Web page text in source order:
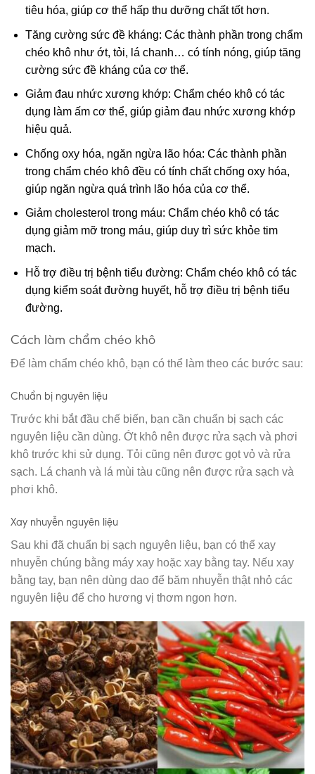
tiêu hóa, giúp cơ thể hấp thu dưỡng chất tốt hơn.
Tăng cường sức đề kháng: Các thành phần trong chẩm
chéo khô như ớt, tỏi, lá chanh… có tính nóng, giúp tăng
cường sức đề kháng của cơ thể.
Giảm đau nhức xương khớp: Chẩm chéo khô có tác
dụng làm ấm cơ thể, giúp giảm đau nhức xương khớp
hiệu quả.
Chống oxy hóa, ngăn ngừa lão hóa: Các thành phần
trong chẩm chéo khô đều có tính chất chống oxy hóa,
giúp ngăn ngừa quá trình lão hóa của cơ thể.
Giảm cholesterol trong máu: Chẩm chéo khô có tác
dụng giảm mỡ trong máu, giúp duy trì sức khỏe tim
mạch.
Hỗ trợ điều trị bệnh tiểu đường: Chẩm chéo khô có tác
dụng kiểm soát đường huyết, hỗ trợ điều trị bệnh tiểu
đường.
Cách làm chẩm chéo khô
Để làm chẩm chéo khô, bạn có thể làm theo các bước sau:
Chuẩn bị nguyên liệu
Trước khi bắt đầu chế biến, bạn cần chuẩn bị sạch các
nguyên liệu cần dùng. Ớt khô nên được rửa sạch và phơi
khô trước khi sử dụng. Tỏi cũng nên được gọt vỏ và rửa
sạch. Lá chanh và lá mùi tàu cũng nên được rửa sạch và
phơi khô.
Xay nhuyễn nguyên liệu
Sau khi đã chuẩn bị sạch nguyên liệu, bạn có thể xay
nhuyễn chúng bằng máy xay hoặc xay bằng tay. Nếu xay
bằng tay, bạn nên dùng dao để băm nhuyễn thật nhỏ các
nguyên liệu để cho hương vị thơm ngon hơn.